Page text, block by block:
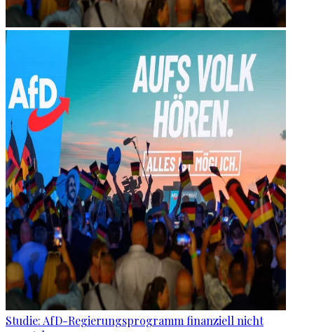
Studie: AfD-Regierungsprogramm finanziell nicht